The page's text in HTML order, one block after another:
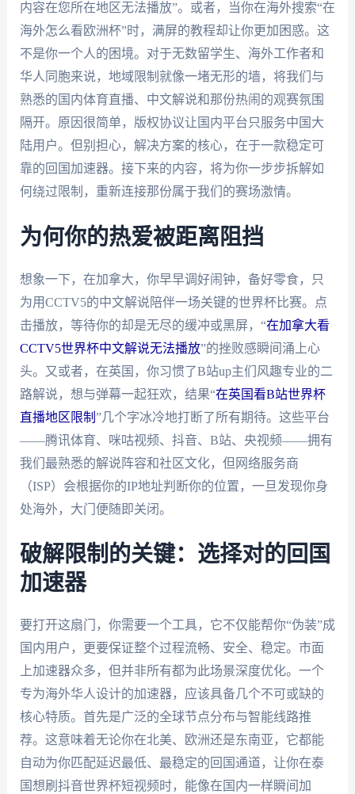
内容在您所在地区无法播放”。或者，当你在海外搜索“在
海外怎么看欧洲杯”时，满屏的教程却让你更加困惑。这
不是你一个人的困境。对于无数留学生、海外工作者和
华人同胞来说，地域限制就像一堵无形的墙，将我们与
熟悉的国内体育直播、中文解说和那份热闹的观赛氛围
隔开。原因很简单，版权协议让国内平台只服务中国大
陆用户。但别担心，解决方案的核心，在于一款稳定可
靠的回国加速器。接下来的内容，将为你一步步拆解如
何绕过限制，重新连接那份属于我们的赛场激情。
为何你的热爱被距离阻挡
想象一下，在加拿大，你早早调好闹钟，备好零食，只
为用CCTV5的中文解说陪伴一场关键的世界杯比赛。点
击播放，等待你的却是无尽的缓冲或黑屏，“在加拿大看
CCTV5世界杯中文解说无法播放”的挫败感瞬间涌上心
头。又或者，在英国，你习惯了B站up主们风趣专业的二
路解说，想与弹幕一起狂欢，结果“在英国看B站世界杯
直播地区限制 ”几个字冰冷地打断了所有期待。这些平台
——腾讯体育、咪咕视频、抖音、B站、央视频——拥有
我们最熟悉的解说阵容和社区文化，但网络服务商
（ISP）会根据你的IP地址判断你的位置，一旦发现你身
处海外，大门便随即关闭。
破解限制的关键：选择对的回国
加速器
要打开这扇门，你需要一个工具，它不仅能帮你“伪装”成
国内用户，更要保证整个过程流畅、安全、稳定。市面
上加速器众多，但并非所有都为此场景深度优化。一个
专为海外华人设计的加速器，应该具备几个不可或缺的
核心特质。首先是广泛的全球节点分布与智能线路推
荐。这意味着无论你在北美、欧洲还是东南亚，它都能
自动为你匹配延迟最低、最稳定的回国通道，让你在泰
国想刷抖音世界杯短视频时，能像在国内一样瞬间加